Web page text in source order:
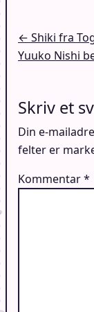
← Shiki fra
Yuuko Nishi
Skriv et
Din e-
felter er
Kommentar*